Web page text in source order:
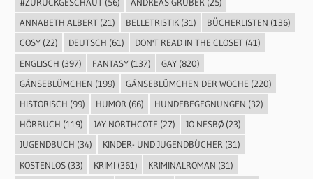
ANNABETH ALBERT(21) BELLETRISTIK(31) BÜCHERLISTEN (136)
COSY(22) DEUTSCH (61) DON'T READ IN THE CLOSET(41)
ENGLISCH (397) FANTASY(137) GAY(820)
GÄNSEBLÜMCHEN (199) GÄNSEBLÜMCHEN DER WOCHE (220)
HISTORISCH (99) HUMOR (66) HUNDEBEGEGNUNGEN (32)
HÖRBUCH (119) JAY NORTHCOTE (27) JO NESBØ(23)
JUGENDBUCH (34) KINDER- UND JUGENDBÜCHER(31)
KOSTENLOS(33) KRIMI(361) KRIMINALROMAN (31)